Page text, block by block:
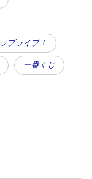
ラブライブ！
一番くじ